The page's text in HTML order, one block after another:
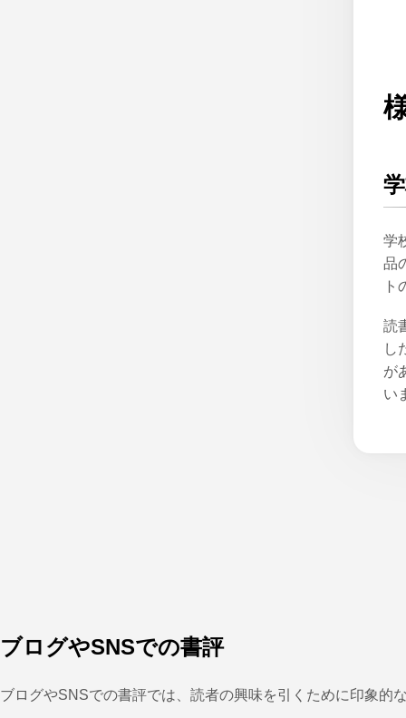
学
品
ト
読
し
が
い
ブログやSNSでの書評
ブログやSNSでの書評では、読者の興味を引くために印象的